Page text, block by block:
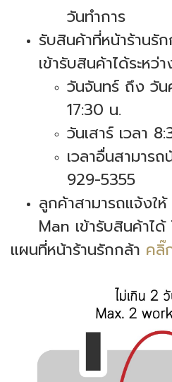
วันทำการ
รับสินค้าที่หน้าร้านรั
เข้ารับสินค้าได้ระหว่
วันจันทร์ ถึง วัน
17:30 น.
วันเสาร์ เวลา
เวลาอื่นสามาร
929-5355
ลูกค้าสามารถแจ้งใ
Man เข้ารับสินค้าไ
แผนที่หน้าร้านรักกล้า คลิ๊